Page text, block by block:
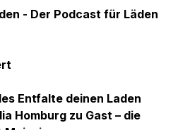
- Der Podcast für Läden
Entfalte deinen Laden
Homburg zu Gast – die